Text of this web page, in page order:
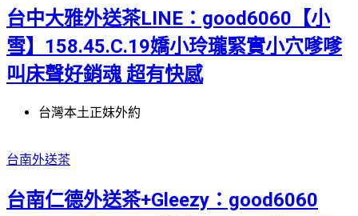
台中大雅外送茶LINE：good6060【小
雪】158.45.C.19嬌小玲瓏緊實小穴嗲嗲
叫床聲好銷魂 超有快感
台灣本土正妹外約
台南外送茶
台南仁德外送茶+Gleezy：good6060